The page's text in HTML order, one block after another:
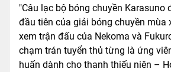
"Câu lạc bộ bóng chuyền Karasuno
đầu tiên của giải bóng chuyền mùa
xem trận đấu của Nekoma và
chạm trán tuyển thủ từng là ứng
huấn dành cho thanh thiếu niên –